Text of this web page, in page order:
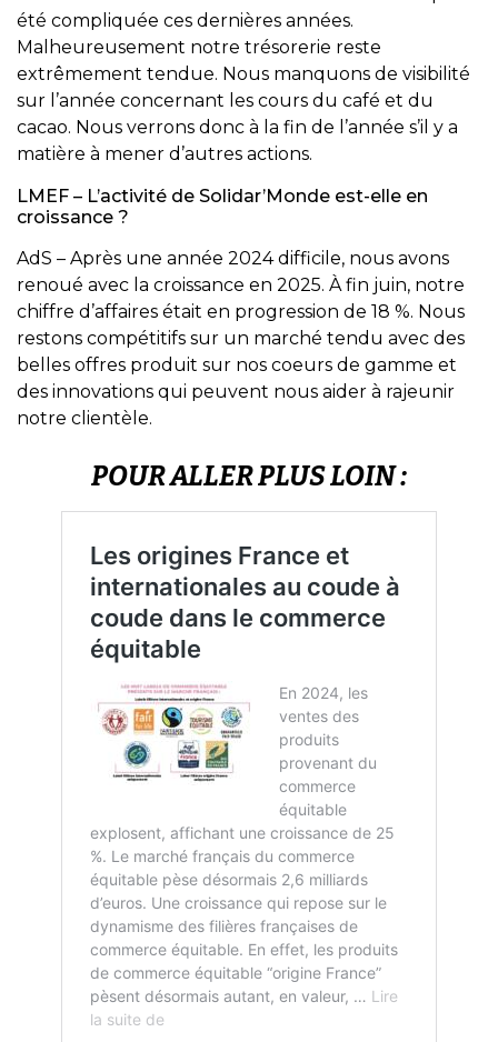
été compliquée ces dernières années.
Malheureusement notre trésorerie reste
extrêmement tendue. Nous manquons de visibilité
sur l’année concernant les cours du café et du
cacao. Nous verrons donc à la fin de l’année s’il y a
matière à mener d’autres actions.
LMEF – L’activité de Solidar’Monde est-elle en
croissance ?
AdS – Après une année 2024 difficile, nous avons
renoué avec la croissance en 2025. À fin juin, notre
chiffre d’affaires était en progression de 18 %. Nous
restons compétitifs sur un marché tendu avec des
belles offres produit sur nos coeurs de gamme et
des innovations qui peuvent nous aider à rajeunir
notre clientèle.
POUR ALLER PLUS LOIN :